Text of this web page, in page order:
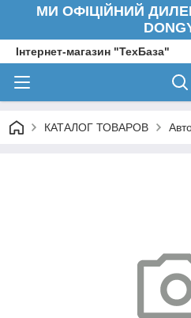
МИ ОФІЦІЙНИЙ
Інтернет-магазин "ТехБаза"
КАТАЛОГ ТОВАРОВ